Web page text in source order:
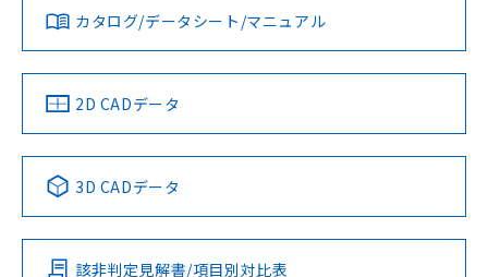
みください。
ソフトウェアの使用条件
対応済み
中国 RoHS 注意事項・凡例
Pb Hg Cd Cr(VI)
カタログ/データシート/マニュアル
2D CADデータ
3D CADデータ
該非判定見解書/項目別対比表